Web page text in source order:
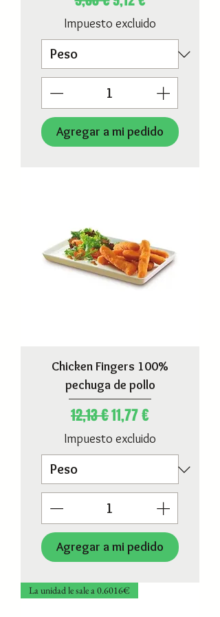
Impuesto excluido
Agregar a mi pedido
Chicken Fingers 100%
pechuga de pollo
Precio
12,13 €Precio de oferta
11,77 €
Impuesto excluido
Agregar a mi pedido
La unidad le sale a 0.6016€